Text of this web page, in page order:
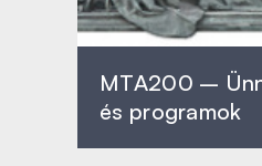
MTA200 –
és programok